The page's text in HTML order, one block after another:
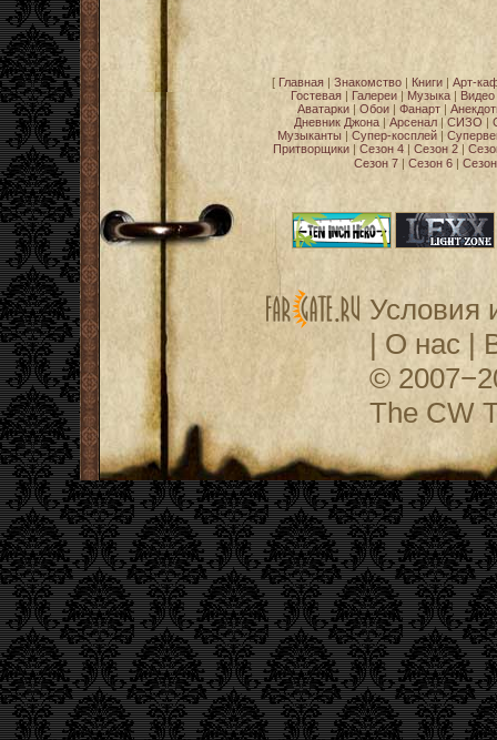
[ Главная| Знакомство| Книги| Арт-
Гостевая | Галереи | Музыка | Видео
Аватарки | Обои | Фанарт |
Дневник Джона| Арсенал| СИЗО |
Музыканты | Супер-косплей |
Притворщики | Сезон 4 | Сезон 2 |
Сезон 7| Сезон 6|
Условия
| О нас |
©
The CW